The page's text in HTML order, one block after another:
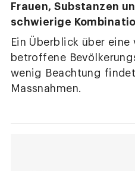
Frauen, Substanzen
schwierige
Ein Überblick über
betroffene
wenig Beachtung
Massnahmen.